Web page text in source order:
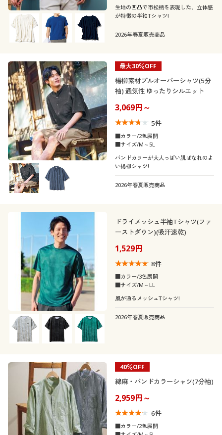
生地の凹凸で市松柄を表現した、立体感
が特徴の半袖Tシャツ!
2026年春夏販売商品
最大30％OFF
楊柳素材プルオーバーシャツ(5分
袖) 通気性 ゆったりシルエット
3,069円～
5件
■カラー/2色展開
■サイズ/M～5L
バンドカラーが大人っぽい肌ばなれのよ
い楊柳シャツ!
2026年春夏販売商品
ドライメッシュ半袖Tシャツ(ファ
ーストダウン)(吸汗速乾)
1,529円
8件
■カラー/3色展開
■サイズ/M～LL
風が通るメッシュTシャツ!
2026年春夏販売商品
40％OFF
綿麻・バンドカラーシャツ(7分袖)
2,959円～
6件
■カラー/2色展開